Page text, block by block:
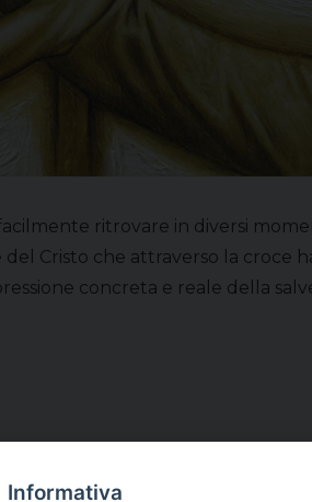
ritrovare in diversi
del Cristo che attraverso la
concreta e reale della
Informativa